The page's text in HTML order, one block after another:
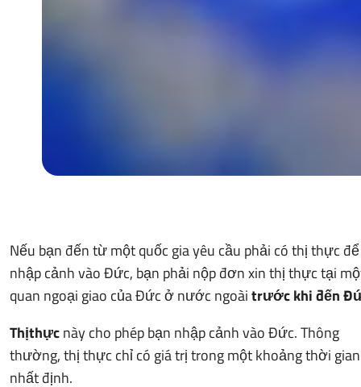
Nếu bạn đến từ một quốc gia yêu cầu phải có thị thực để
nhập cảnh vào Đức, bạn phải nộp đơn xin thị thực tại
quan ngoại giao của Đức ở nước ngoàitrước khi đến
Thịthựcnày cho phép bạn nhập cảnh vào Đức. Thông
thường, thị thực chỉ có giá trị trong một khoảng thời gian
nhất định.